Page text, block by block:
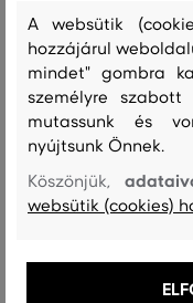
A websütik
hozzájárul
mindet" gombra
személyre szabott
mutassunk és
nyújtsunk Önnek.
Köszönjük,
websütik (cookies)